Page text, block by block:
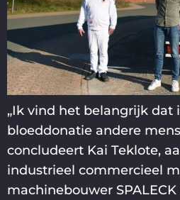
„Ik vind het belangrijk dat
bloeddonatie andere
concludeert Kai Teklote,
industrieel commercieel
machinebouwer